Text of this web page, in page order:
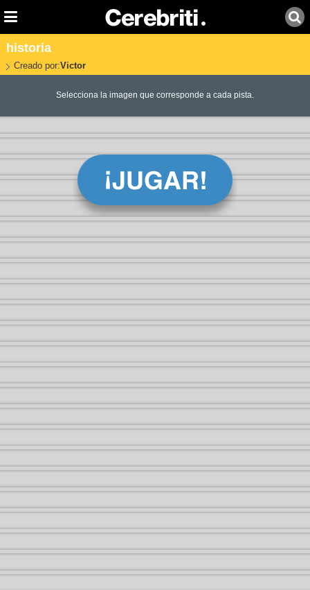
historia
Creado por:Victor
Selecciona la imagen que corresponde a cada pista.